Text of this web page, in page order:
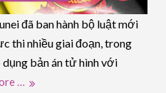
đã ban hành bộ luật mới
thi nhiều giai đoạn, trong
dụng bản án tử hình với
…